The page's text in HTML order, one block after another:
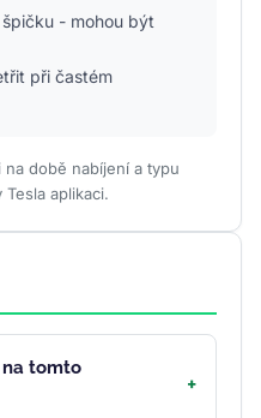
- mohou být
při častém
době nabíjení a typu
aplikaci.
tomto